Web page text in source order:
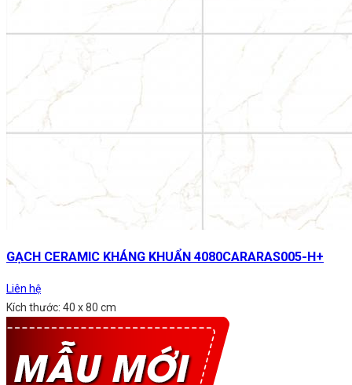
GẠCH CERAMIC KHÁNG KHUẨN 4080CARARAS005-H+
Liên hệ
Kích thước: 40 x 80 cm